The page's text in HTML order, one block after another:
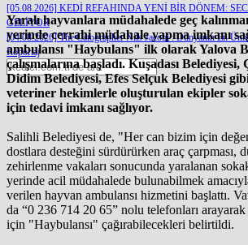
[05.08.2026] KEDİ REFAHINDA YENİ BİR DÖNEM:
GELİYOR
[04.08.2026] The Catographer Nils Jacobi : Dünyanın En
Röportaj
Yaralı hayvanlara müdahalede geç
yerinde cerrahi müdahale yapma imkanı
ambulansı "Haybulans" ilk olarak Yalova
çalışmalarına başladı. Kuşadası
Didim Belediyesi, Efes Selçuk Belediyesi
veteriner hekimlerle oluşturulan ekipler
için tedavi imkanı sağlıyor.
Salihli Belediyesi de, "Her can bizim için
dostlara desteğini sürdürürken araç çarpması,
zehirlenme vakaları sonucunda yaralanan
yerinde acil müdahalede bulunabilmek
verilen hayvan ambulansı hizmetini başlattı.
da “0 236 714 20 65” nolu telefonları
için "Haybulansı" çağırabilecekleri belirtildi.